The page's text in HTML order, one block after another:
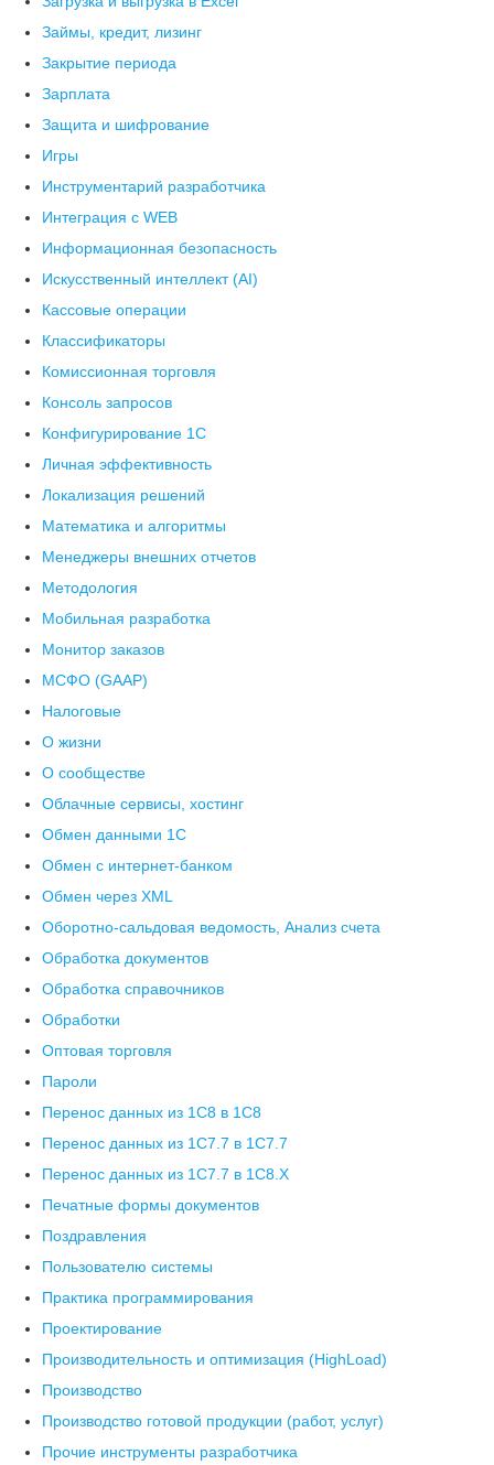
Займы, кредит, лизинг
Закрытие периода
Зарплата
Защита и шифрование
Игры
Инструментарий разработчика
Интеграция с WEB
Информационная безопасность
Искусственный интеллект (AI)
Кассовые операции
Классификаторы
Комиссионная торговля
Консоль запросов
Конфигурирование 1С
Личная эффективность
Локализация решений
Математика и алгоритмы
Менеджеры внешних отчетов
Методология
Мобильная разработка
Монитор заказов
МСФО (GAAP)
Налоговые
О жизни
О сообществе
Облачные сервисы, хостинг
Обмен данными 1С
Обмен с интернет-банком
Обмен через XML
Оборотно-сальдовая ведомость, Анализ счета
Обработка документов
Обработка справочников
Обработки
Оптовая торговля
Пароли
Перенос данных из 1C8 в 1C8
Перенос данных из 1С7.7 в 1C7.7
Перенос данных из 1С7.7 в 1C8.X
Печатные формы документов
Поздравления
Пользователю системы
Практика программирования
Проектирование
Производительность и оптимизация (HighLoad)
Производство
Производство готовой продукции (работ, услуг)
Прочие инструменты разработчика